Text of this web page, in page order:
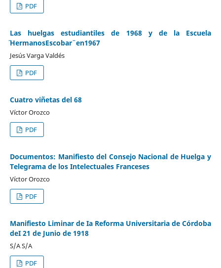
PDF
Las huelgas estudiantiles de 1968 y de la Escuela
̈HermanosEscobar ̈ en1967
Jesús Varga Valdés
PDF
Cuatro viñetas del 68
Víctor Orozco
PDF
Documentos: Manifiesto del Consejo Nacional de Huelga y
Telegrama de los Intelectuales Franceses
Víctor Orozco
PDF
Manifiesto Liminar de Ia Reforma Universitaria de Córdoba
deI 21 de Junio de 1918
S/A S/A
PDF